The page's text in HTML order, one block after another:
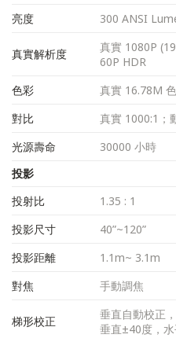
亮度
300 ANSI
真實解析度
真實 1080P
60P HDR
色彩
真實 16.78M
對比
真實 1000:1；
光源壽命
30000 小時
投影
投射比
1.35 : 1
投影尺寸
40”~120”
投影距離
1.1m~ 3.1m
對焦
手動調焦
梯形校正
垂直自動校正
垂直±40度，